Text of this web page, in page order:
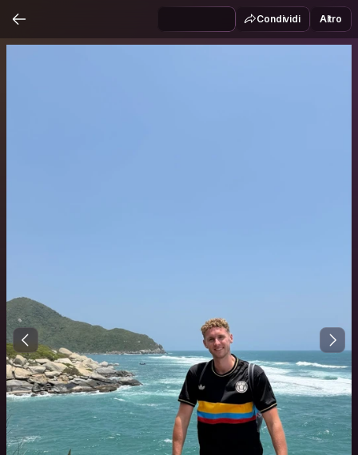
Condividi Altro